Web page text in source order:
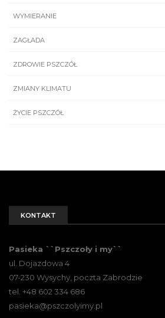
WYMIERANIE
ZAGŁADA
ZDROWIE PSZCZÓŁ
ZMIANY KLIMATU
ŻYCIE PSZCZÓŁ
KONTAKT
Pasieka ``Pszczoły i my``
ul. Dojazdowa 4
07-230 Wysychy, poczta Zabrodzie
tel. +48 602 334 686
pasieka@pszczolyimy.pl